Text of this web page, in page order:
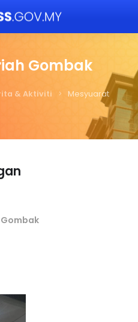
Gombak
& Aktiviti
Mesyuarat
Gombak